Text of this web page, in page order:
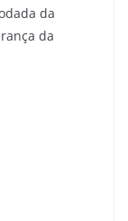
da
da